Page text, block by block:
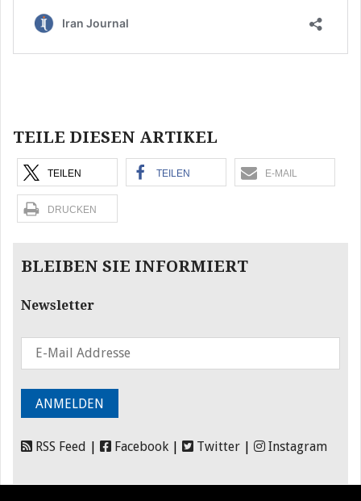
TEILE DIESEN ARTIKEL
TEILEN TEILEN E-MAIL
DRUCKEN
BLEIBEN SIE INFORMIERT
Newsletter
RSS Feed | Facebook | Twitter | Instagram